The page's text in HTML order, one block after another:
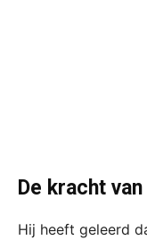
De kracht
Hij heeft geleerd